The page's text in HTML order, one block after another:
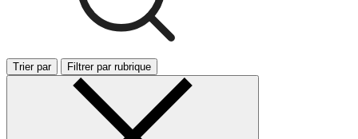
Trier par Filtrer par rubrique